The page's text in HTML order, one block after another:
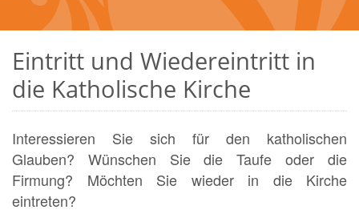
Eintritt und Wiedereintritt in
die Katholische Kirche
Interessieren Sie sich für den katholischen
Glauben? Wünschen Sie die Taufe oder die
Firmung? Möchten Sie wieder in die Kirche
eintreten?